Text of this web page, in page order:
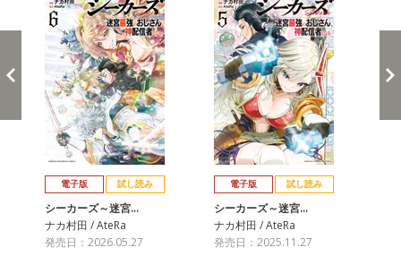
電子版 試し読み
シーカーズ～迷宮…
ナカ村田 / AteRa
発売日：2026.05.27
電子版 試し読み
シーカーズ～迷宮…
ナカ村田 / AteRa
発売日：2025.11.27